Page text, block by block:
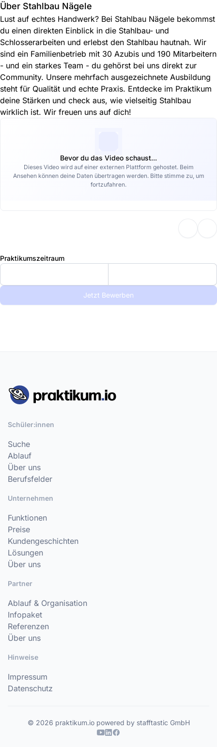
Über Stahlbau Nägele
Lust auf echtes Handwerk? Bei Stahlbau Nägele bekommst
du einen direkten Einblick in die Stahlbau- und
Schlosserarbeiten und erlebst den Stahlbau hautnah. Wir
sind ein Familienbetrieb mit 30 Azubis und 190 Mitarbeitern
- und ein starkes Team - du gehörst bei uns direkt zur
Community. Unsere mehrfach ausgezeichnete Ausbildung
steht für Qualität und echte Praxis. Entdecke im Praktikum
deine Stärken und check aus, wie vielseitig Stahlbau
wirklich ist. Wir freuen uns auf dich!
Bevor du das Video schaust...
Dieses Video wird auf einer externen Plattform gehostet. Beim
Ansehen können deine Daten übertragen werden. Bitte stimme zu, um
fortzufahren.
Praktikumszeitraum
Jetzt Bewerben
Schüler:innen
Suche
Ablauf
Über uns
Berufsfelder
Unternehmen
Funktionen
Preise
Kundengeschichten
Lösungen
Über uns
Partner
Ablauf & Organisation
Infopaket
Referenzen
Über uns
Hinweise
Impressum
Datenschutz
© 2026 praktikum.io powered by stafftastic GmbH